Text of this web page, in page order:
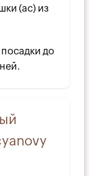
(ac) из
до